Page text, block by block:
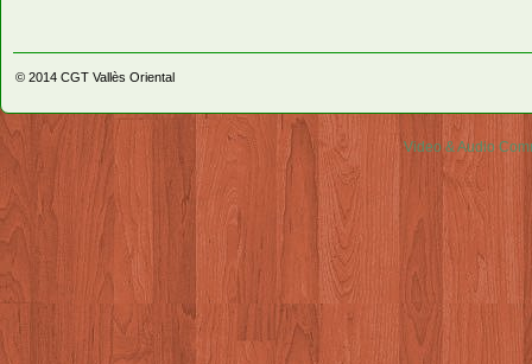
© 2014 CGT Vallès Oriental
Video & Audio